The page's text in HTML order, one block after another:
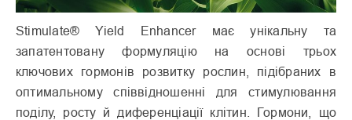
Stimulate® Yield Enhancer має унікальну та
запатентовану формуляцію на основі трьох
ключових гормонів розвитку рослин, підібраних в
оптимальному співвідношенні для стимулювання
поділу, росту й диференціації клітин. Гормони, що